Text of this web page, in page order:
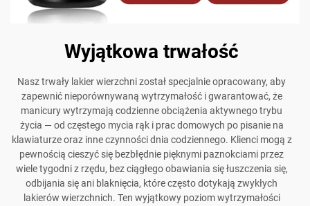
Wyjątkowa trwałość
Nasz trwały lakier wierzchni został specjalnie opracowany, aby
zapewnić nieporównywaną wytrzymałość i gwarantować, że
manicury wytrzymają codzienne obciążenia aktywnego trybu
życia — od częstego mycia rąk i prac domowych po pisanie na
klawiaturze oraz inne czynności dnia codziennego. Klienci mogą z
pewnością cieszyć się bezbłędnie pięknymi paznokciami przez
wiele tygodni z rzędu, bez ciągłego obawiania się łuszczenia się,
odbijania się ani blaknięcia, które często dotykają zwykłych
lakierów wierzchnich. Ten wyjątkowy poziom wytrzymałości